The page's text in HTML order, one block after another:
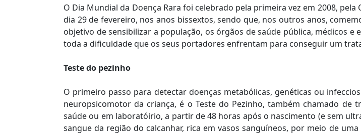
O Dia Mundial da Doença Rara foi celebrado pela primeira vez em 2008,
dia 29 de fevereiro, nos anos bissextos, sendo que, nos outros anos,
objetivo de sensibilizar a população, os órgãos de saúde pública, médicos
toda a dificuldade que os seus portadores enfrentam para conseguir um
Teste do pezinho
O primeiro passo para detectar doenças metabólicas, genéticas ou
neuropsicomotor da criança, é o Teste do Pezinho, também chamado
saúde ou em laboratóirio, a partir de 48 horas após o nascimento (e sem
sangue da região do calcanhar, rica em vasos sanguíneos, por meio de